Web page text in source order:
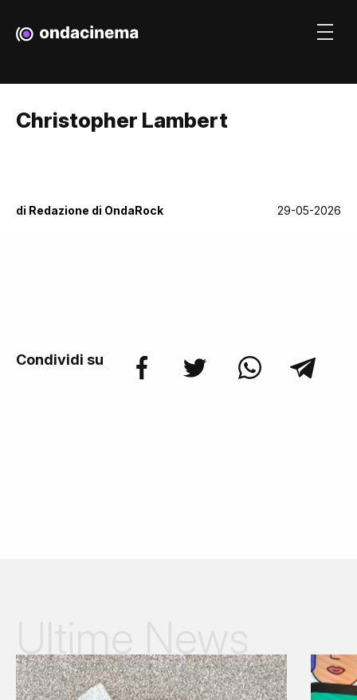
Christopher Lambert
di Redazione di OndaRock 29-05-2026
Condividi su